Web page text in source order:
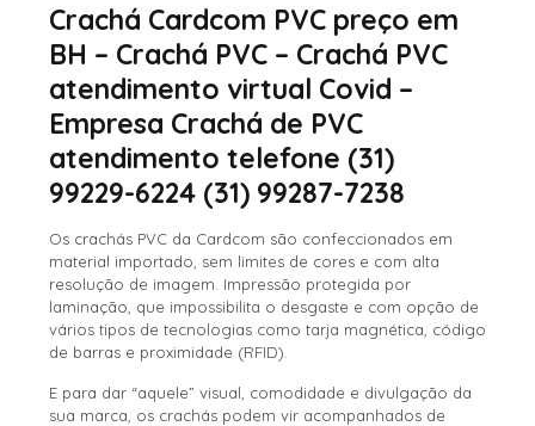
Crachá Cardcom PVC preço em
BH – Crachá PVC – Crachá PVC
atendimento virtual Covid –
Empresa Crachá de PVC
atendimento telefone (31)
99229-6224 (31) 99287-7238
Os crachás PVC da Cardcom são confeccionados em
material importado, sem limites de cores e com alta
resolução de imagem. Impressão protegida por
laminação, que impossibilita o desgaste e com opção de
vários tipos de tecnologias como tarja magnética, código
de barras e proximidade (RFID).
E para dar “aquele” visual, comodidade e divulgação da
sua marca, os crachás podem vir acompanhados de